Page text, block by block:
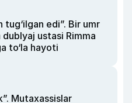
edi”. Bir umr
ustasi Rimma
to‘la hayoti
Mutaxassislar